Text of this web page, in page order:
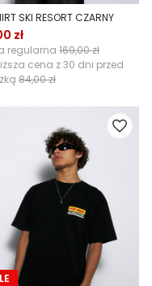
SKI RESORT CZARNY
zł
regularna 169,00 zł
cena z 30 dni przed
84,00 zł